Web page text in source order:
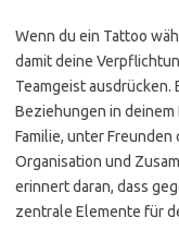
Wenn du ein Tattoo
damit deine
Teamgeist ausdrücken.
Beziehungen in deinem
Familie, unter
Organisation und
erinnert daran, dass
zentrale Elemente für